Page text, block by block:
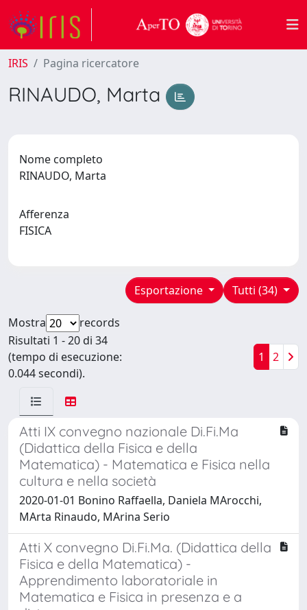
IRIS Pagina ricercatore
RINAUDO, Marta
Nome completo
RINAUDO, Marta
Afferenza
FISICA
Tutti (34)
Esportazione
Mostra
records
Risultati 1 - 20 di 34
(tempo di esecuzione:
0.044 secondi).
1 2
Atti IX convegno nazionale Di.Fi.Ma
(Didattica della Fisica e della
Matematica) - Matematica e Fisica nella
cultura e nella società
2020-01-01 Bonino Raffaella, Daniela MArocchi,
MArta Rinaudo, MArina Serio
Atti X convegno Di.Fi.Ma. (Didattica della
Fisica e della Matematica) -
Apprendimento laboratoriale in
Matematica e Fisica in presenza e a